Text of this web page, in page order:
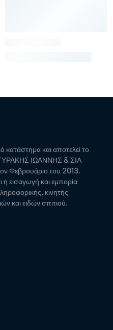
κατάστημα και αποτελεί το
ΙΩΑΝΝΗΣ & ΣΙΑ
Φεβρουάριο του 2013.
η εισαγωγή και εμπορία
κινητής
και ειδών σπιτιού.